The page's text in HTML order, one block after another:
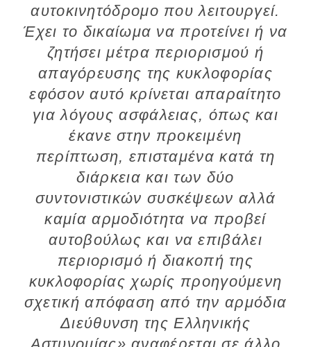
αυτοκινητόδρομο που λειτουργεί.
Έχει το δικαίωμα να προτείνει ή να
ζητήσει μέτρα περιορισμού ή
απαγόρευσης της κυκλοφορίας
εφόσον αυτό κρίνεται απαραίτητο
για λόγους ασφάλειας, όπως και
έκανε στην προκειμένη
περίπτωση, επισταμένα κατά τη
διάρκεια και των δύο
συντονιστικών συσκέψεων αλλά
καμία αρμοδιότητα να προβεί
αυτοβούλως και να επιβάλει
περιορισμό ή διακοπή της
κυκλοφορίας χωρίς προηγούμενη
σχετική απόφαση από την αρμόδια
Διεύθυνση της Ελληνικής